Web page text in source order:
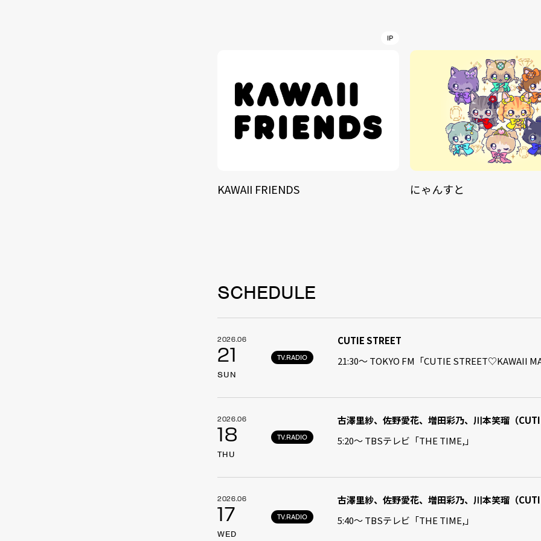
IP
KAWAII FRIENDS にゃんすと
SCHEDULE
2026.06
21
SUN
TV.RADIO
CUTIE STREET
21:30〜 TOKYO FM「CUTIE STREET♡KAWAII
2026.06
18
THU
TV.RADIO
古澤里紗、佐野愛花、増田彩乃、川本笑瑠（
5:20〜 TBSテレビ「THE TIME,」
2026.06
17
WED
TV.RADIO
古澤里紗、佐野愛花、増田彩乃、川本笑瑠（
5:40〜 TBSテレビ「THE TIME,」